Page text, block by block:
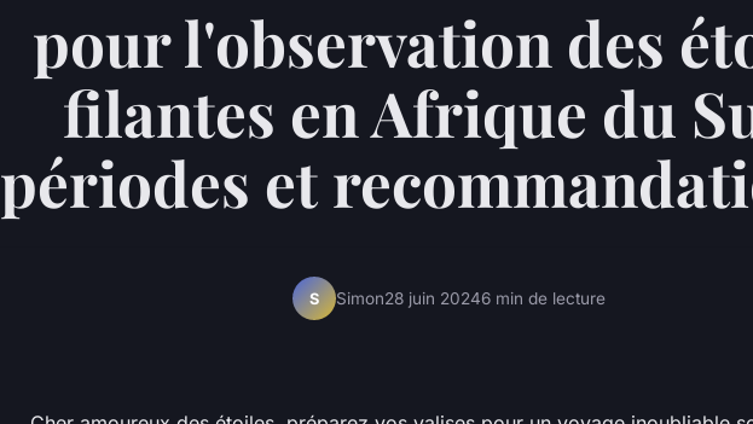
pour l'observation des
filantes en Afrique du
périodes et
S Simon28 juin 20246 min de lecture